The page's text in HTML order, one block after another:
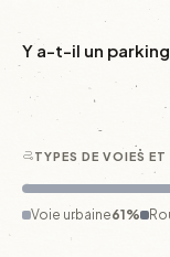
Y a-t-il un
TYPES DE VOIES ET
Voie urbaine61%